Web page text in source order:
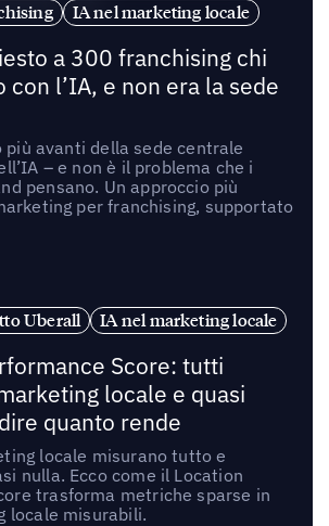
IA nel marketing locale
a 300 franchising chi
con l’IA, e non era la sede
più avanti della sede centrale
– e non è il problema che i
pensano. Un approccio più
per franchising, supportato
Uberall
IA nel marketing locale
Score: tutti
locale e quasi
quanto rende
locale misurano tutto e
nulla. Ecco come il Location
trasforma metriche sparse in
locale misurabili.